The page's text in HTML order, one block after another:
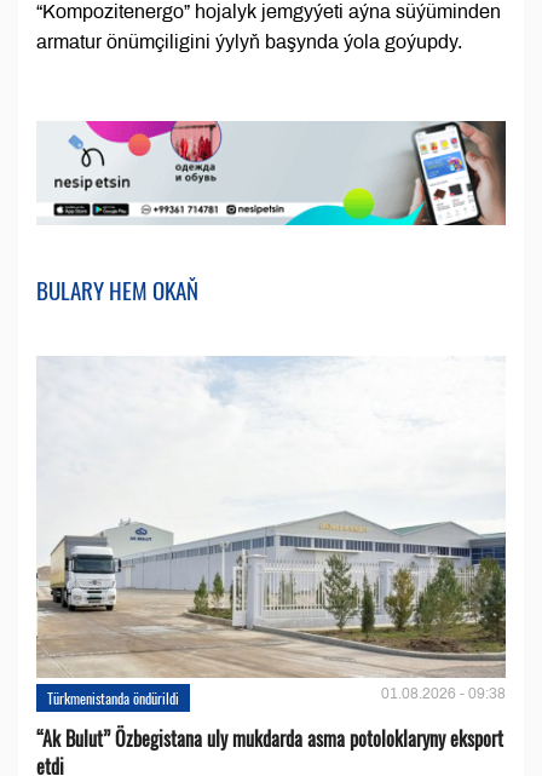
“Kompozitenergo” hojalyk jemgyýeti aýna süýüminden
armatur önümçiligini ýylyň başynda ýola goýupdy.
BULARY HEM OKAŇ
Türkmenistanda öndürildi 01.08.2026 - 09:38
“Ak Bulut” Özbegistana uly mukdarda asma potoloklaryny eksport
etdi